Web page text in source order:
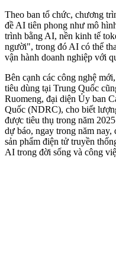
Theo ban tổ chức, chương
đề AI tiên phong như mô
trình bằng AI, nền kinh tế
người", trong đó AI có thể
vận hành doanh nghiệp với
Bên cạnh các công nghệ
tiêu dùng tại Trung Quốc
Ruomeng, đại diện Ủy ban
Quốc (NDRC), cho biết
được tiêu thụ trong năm
dự báo, ngay trong năm
sản phẩm điện tử truyền
AI trong đời sống và công